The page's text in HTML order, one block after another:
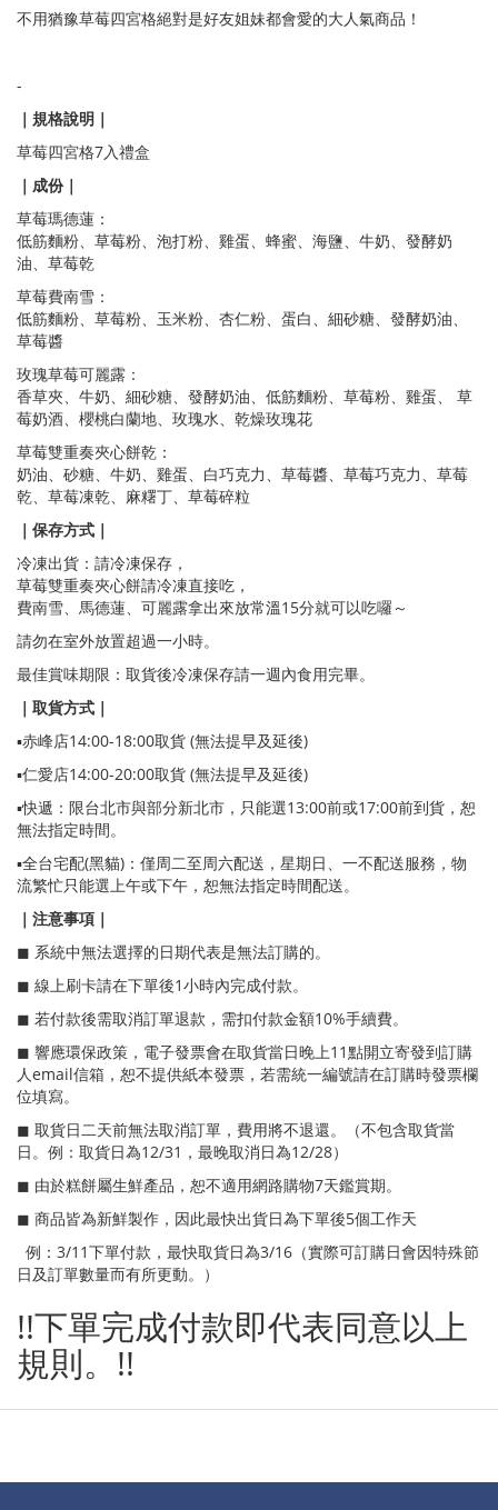
不用猶豫草莓四宮格絕對是好友姐妹都會愛的大人氣商品！
-
｜規格說明｜
草莓四宮格7入禮盒
｜成份｜
草莓瑪德蓮：
低筋麵粉、草莓粉、泡打粉、雞蛋、蜂蜜、海鹽、牛奶、發酵奶
油、草莓乾
草莓費南雪：
低筋麵粉、草莓粉、玉米粉、杏仁粉、蛋白、細砂糖、發酵奶油、
草莓醬
玫瑰草莓可麗露：
香草夾、牛奶、細砂糖、發酵奶油、低筋麵粉、草莓粉、雞蛋、 草
莓奶酒、櫻桃白蘭地、玫瑰水、乾燥玫瑰花
草莓雙重奏夾心餅乾：
奶油、砂糖、牛奶、雞蛋、白巧克力、草莓醬、草莓巧克力、草莓
乾、草莓凍乾、麻糬丁、草莓碎粒
｜保存方式｜
冷凍出貨：請冷凍保存，
草莓雙重奏夾心餅請冷凍直接吃，
費南雪、馬德蓮、可麗露拿出來放常溫15分就可以吃囉～
請勿在室外放置超過一小時。
最佳賞味期限：取貨後冷凍保存請一週內食用完畢。
｜取貨方式｜
▪️赤峰店14:00-18:00取貨 (無法提早及延後)
▪️仁愛店14:00-20:00取貨 (無法提早及延後)
▪️快遞：限台北市與部分新北市，只能選13:00前或17:00前到貨，恕
無法指定時間。
▪️全台宅配(黑貓)：僅周二至周六配送，星期日、一不配送服務，物
流繁忙只能選上午或下午，恕無法指定時間配送。
｜注意事項｜
◼ 系統中無法選擇的日期代表是無法訂購的。
◼ 線上刷卡請在下單後1小時內完成付款。
◼ 若付款後需取消訂單退款，需扣付款金額10%手續費。
◼ 響應環保政策，電子發票會在取貨當日晚上11點開立寄發到訂購
人email信箱，恕不提供紙本發票，若需統一編號請在訂購時發票欄
位填寫。
◼ 取貨日二天前無法取消訂單，費用將不退還。（不包含取貨當
日。例：取貨日為12/31，最晚取消日為12/28）
◼ 由於糕餅屬生鮮產品，恕不適用網路購物7天鑑賞期。
◼ 商品皆為新鮮製作，因此最快出貨日為下單後5個工作天
例：3/11下單付款，最快取貨日為3/16（實際可訂購日會因特殊節
日及訂單數量而有所更動。）
!!下單完成付款即代表同意以上
規則。!!